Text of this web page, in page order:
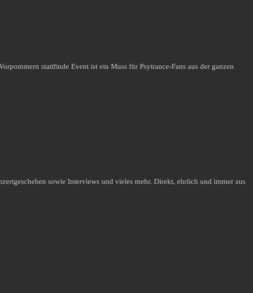
stattfinde Event ist ein Muss für Psytrance-Fans aus der ganzen
sowie Interviews und vieles mehr. Direkt, ehrlich und immer aus